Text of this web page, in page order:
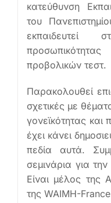
κατεύθυνση
του
εκπαιδευτεί
προβολικών τεστ.
Παρακολουθεί
σχετικές με
γονεϊκότητας και
έχει κάνει
πεδία αυτά.
σεμινάρια για την
Είναι μέλος της
της WAIMH-